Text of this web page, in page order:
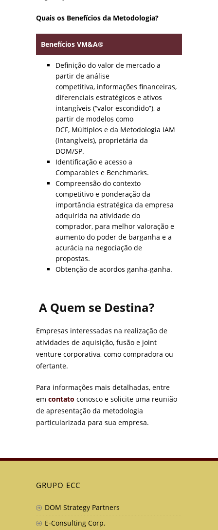
Quais os Benefícios da Metodologia?
Benefícios VM&A®
Definição do valor de mercado a
partir de análise
competitiva, informações financeiras,
diferenciais estratégicos e ativos
intangíveis (“valor escondido”), a
partir de modelos como
DCF, Múltiplos e da Metodologia IAM
(Intangíveis), proprietária da
DOM/SP.
Identificação e acesso a
Comparables e Benchmarks.
Compreensão do contexto
competitivo e ponderação da
importância estratégica da empresa
adquirida na atividade do
comprador, para melhor valoração e
aumento do poder de barganha e a
acurácia na negociação de
propostas.
Obtenção de acordos ganha-ganha.
A Quem se Destina?
Empresas interessadas na realização de
atividades de aquisição, fusão e joint
venture corporativa, como compradora ou
ofertante.
Para informações mais detalhadas, entre
em contato conosco e solicite uma reunião
de apresentação da metodologia
particularizada para sua empresa.
GRUPO ECC
DOM Strategy Partners
E-Consulting Corp.